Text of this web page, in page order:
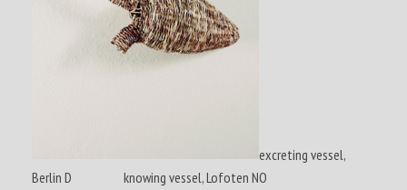
excreting vessel,
Berlin D knowing vessel, Lofoten NO